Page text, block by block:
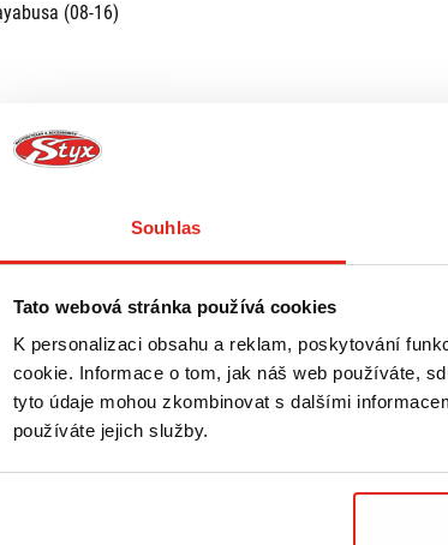
Souhlas
Tato webová stránka používá cookies
K personalizaci obsahu a reklam, poskytování
cookie. Informace o tom, jak náš web používáte,
tyto údaje mohou zkombinovat s dalšími
používáte jejich služby.
(08-16)
07J00-000),
000),
15H00-000),
00558-000).
LÍBIT